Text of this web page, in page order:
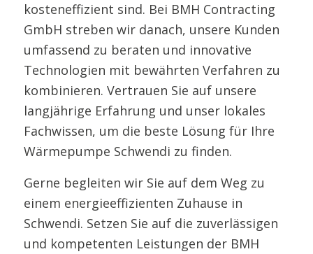
kosteneffizient sind. Bei BMH Contracting
GmbH streben wir danach, unsere Kunden
umfassend zu beraten und innovative
Technologien mit bewährten Verfahren zu
kombinieren. Vertrauen Sie auf unsere
langjährige Erfahrung und unser lokales
Fachwissen, um die beste Lösung für Ihre
Wärmepumpe Schwendi zu finden.
Gerne begleiten wir Sie auf dem Weg zu
einem energieeffizienten Zuhause in
Schwendi. Setzen Sie auf die zuverlässigen
und kompetenten Leistungen der BMH